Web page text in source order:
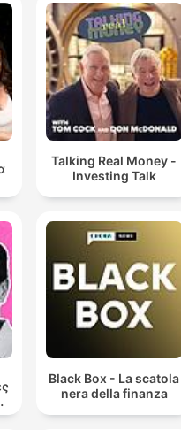
Talking Real Money -
Investing Talk
Black Box - La scatola
nera della finanza